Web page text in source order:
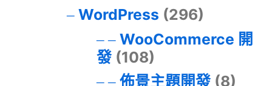
WordPress (296)
WooCommerce 開
發(108)
佈景主題開發(8)